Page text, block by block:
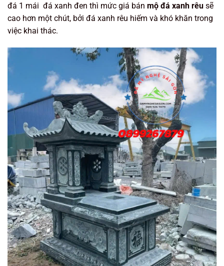
đá 1 mái đá xanh đen thì mức giá bán mộ đá xanh rêu sẽ
cao hơn một chút, bởi đá xanh rêu hiếm và khó khăn trong
việc khai thác.